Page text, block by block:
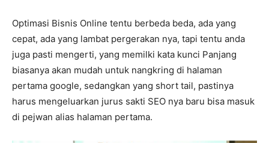
Optimasi Bisnis Online tentu berbeda beda, ada yang
cepat, ada yang lambat pergerakan nya, tapi tentu anda
juga pasti mengerti, yang memilki kata kunci Panjang
biasanya akan mudah untuk nangkring di halaman
pertama google, sedangkan yang short tail, pastinya
harus mengeluarkan jurus sakti SEO nya baru bisa masuk
di pejwan alias halaman pertama.